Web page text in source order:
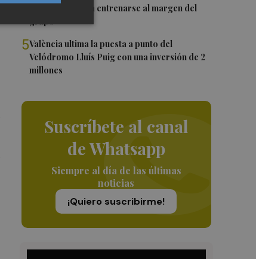
4 Almeida vuelve a entrenarse al margen del
grupo
5València ultima la puesta a punto del
Velódromo Lluís Puig con una inversión de 2
millones
Suscríbete al canal
de Whatsapp
Siempre al día de las últimas
noticias
¡Quiero suscribirme!